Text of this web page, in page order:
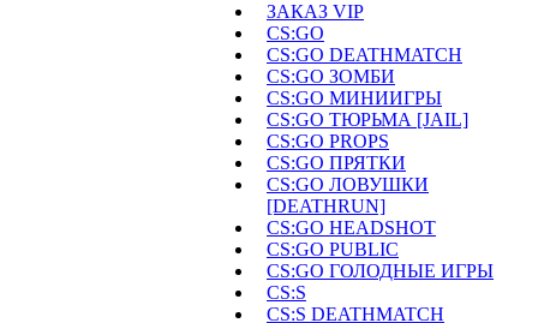
ЗАКАЗ VIP
CS:GO
CS:GO DEATHMATCH
CS:GO ЗОМБИ
CS:GO МИНИИГРЫ
CS:GO ТЮРЬМА [JAIL]
CS:GO PROPS
CS:GO ПРЯТКИ
CS:GO ЛОВУШКИ
[DEATHRUN]
CS:GO HEADSHOT
CS:GO PUBLIC
CS:GO ГОЛОДНЫЕ ИГРЫ
CS:S
CS:S DEATHMATCH